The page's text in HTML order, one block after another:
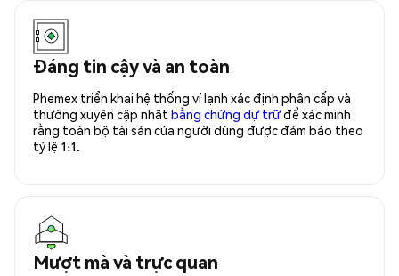
Đáng tin cậy và an toàn
Phemex triển khai hệ thống ví lạnh xác định phân cấp và
thường xuyên cập nhật bằng chứng dự trữđể xác minh
rằng toàn bộ tài sản của người dùng được đảm bảo theo
tỷ lệ 1:1.
Mượt mà và trực quan